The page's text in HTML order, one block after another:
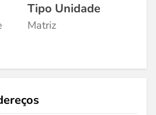
Tipo Unidade
Matriz